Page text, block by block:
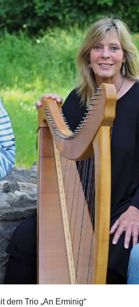
dem Trio „An Erminig“